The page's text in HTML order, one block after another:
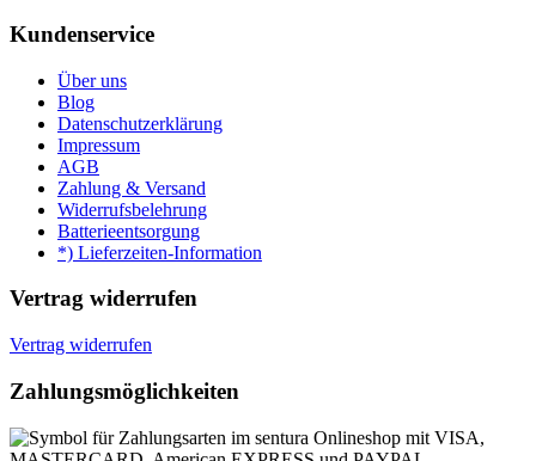
Kundenservice
Über uns
Blog
Datenschutzerklärung
Impressum
AGB
Zahlung & Versand
Widerrufsbelehrung
Batterieentsorgung
*) Lieferzeiten-Information
Vertrag widerrufen
Vertrag widerrufen
Zahlungsmöglichkeiten